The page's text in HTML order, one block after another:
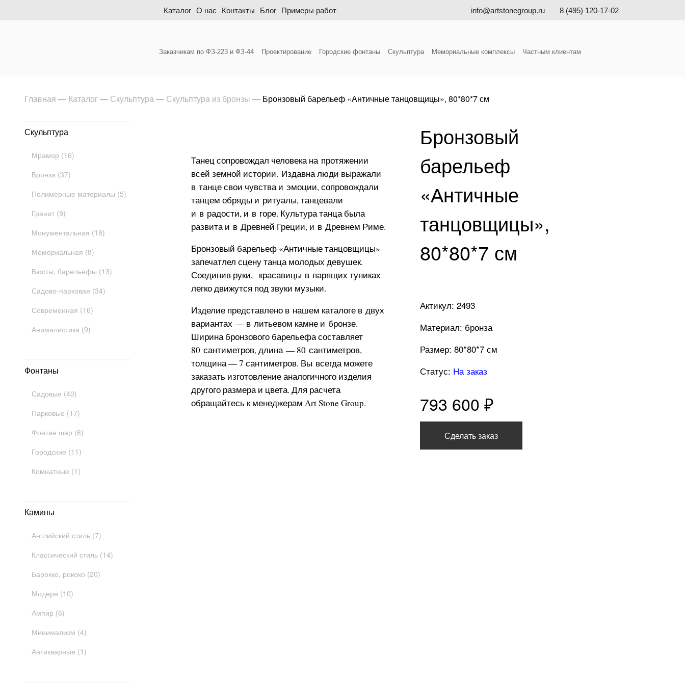
Примеры работ
Блог
Контакты
О нас
Каталог 8 (495) 120-17-02
info@artstonegroup.ru
Заказчикам по ФЗ-223 и ФЗ-44 Проектирование Городские фонтаны Скульптура Мемориальные комплексы Частным клиентам
Главная — Каталог— Скульптура— Скульптура из бронзы — Бронзовый барельеф «Античные танцовщицы», 80*80*7 см
Скульптура
Мрамор (16)
Бронза (37)
Полимерные материалы (5)
Гранит (9)
Монументальная (18)
Мемориальная (8)
Бюсты, барельефы (13)
Садово-парковая (34)
Современная (16)
Анималистика (9)
Фонтаны
Садовые (40)
Парковые (17)
Фонтан шар (6)
Городские (11)
Комнатные (1)
Камины
Английский стиль (7)
Классический стиль (14)
Барокко, рококо (20)
Модерн (10)
Ампир (6)
Минимализм (4)
Антикварные (1)
Танец сопровождал человека на протяжении
всей земной истории. Издавна люди выражали
в танце свои чувства и эмоции, сопровождали
танцем обряды и ритуалы, танцевали
и в радости, и в горе. Культура танца была
развита и в Древней Греции, и в Древнем Риме.
Бронзовый барельеф «Античные танцовщицы»
запечатлел сцену танца молодых девушек.
Соединив руки, красавицы в парящих туниках
легко движутся под звуки музыки.
Изделие представлено в нашем каталоге в двух
вариантах — в литьевом камне и бронзе.
Ширина бронзового барельефа составляет
80 сантиметров, длина — 80 сантиметров,
толщина — 7 сантиметров. Вы всегда можете
заказать изготовление аналогичного изделия
другого размера и цвета. Для расчета
обращайтесь к менеджерам Art Stone Group.
Бронзовый
барельеф
«Античные
танцовщицы»,
80*80*7 см
Актикул: 2493
Материал: бронза
Размер: 80*80*7 см
Статус: На заказ
793 600 ₽
Сделать заказ